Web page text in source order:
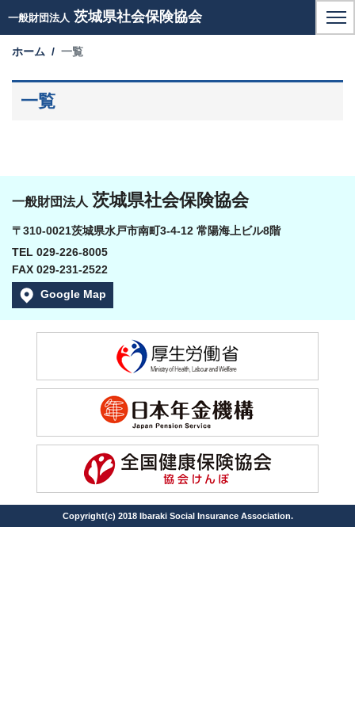
一般財団法人 茨城県社会保険協会
ホーム 一覧
一覧
一般財団法人 茨城県社会保険協会
〒310-0021茨城県水戸市南町3-4-12 常陽海上ビル8階
TEL 029-226-8005
FAX 029-231-2522
Google Map
Copyright(c) 2018 Ibaraki Social Insurance Association.